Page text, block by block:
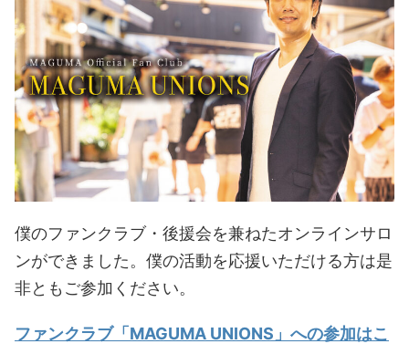
僕のファンクラブ・後援会を兼ねたオンラインサロ
ンができました。僕の活動を応援いただける方は是
非ともご参加ください。
ファンクラブ「MAGUMA UNIONS」への参加はこ